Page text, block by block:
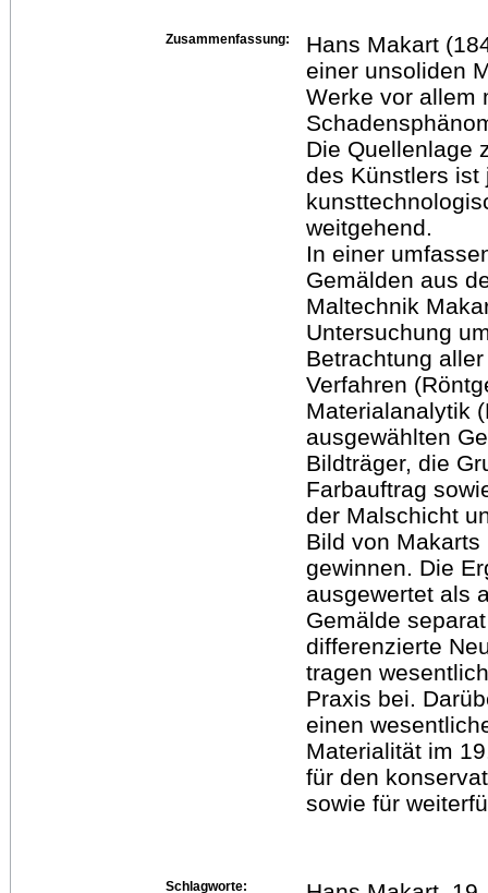
Zusammenfassung:
Hans Makart
einer unsoliden
Werke vor allem
Die Quellenlage
des Künstlers ist
weitgehend.
In einer
Gemälden aus
Maltechnik
Untersuchung
Betrachtung
Verfahren
Materialanalytik
ausgewählten
Bildträger, die
Farbauftrag
der Malschicht
Bild von
gewinnen. Die
ausgewertet als
Gemälde
differenzierte
tragen
Praxis bei.
einen
Materialität im
für den
sowie für
Schlagworte: